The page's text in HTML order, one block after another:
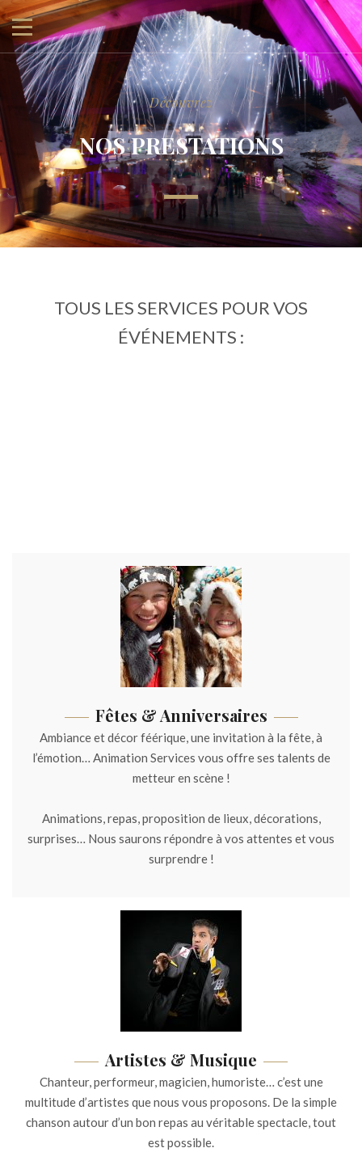
Découvrez
NOS PRESTATIONS
TOUS LES SERVICES POUR VOS
ÉVÉNEMENTS :
Fêtes & Anniversaires
Ambiance et décor féérique, une invitation à la fête, à
l’émotion… Animation Services vous offre ses talents de
metteur en scène !
Animations, repas, proposition de lieux, décorations,
surprises… Nous saurons répondre à vos attentes et vous
surprendre !
Artistes & Musique
Chanteur, performeur, magicien, humoriste… c’est une
multitude d’artistes que nous vous proposons. De la simple
chanson autour d’un bon repas au véritable spectacle, tout
est possible.